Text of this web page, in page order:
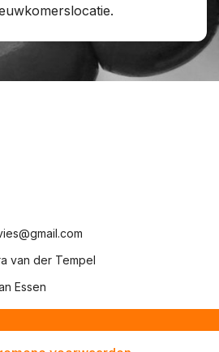
van der Tempel
Essen